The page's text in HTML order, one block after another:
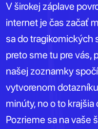
V širokej záplave
internet je čas začať
sa do tragikomických
preto sme tu pre vás,
našej zoznamky
vytvorenom
minúty, no o to
Pozrieme sa na vaše